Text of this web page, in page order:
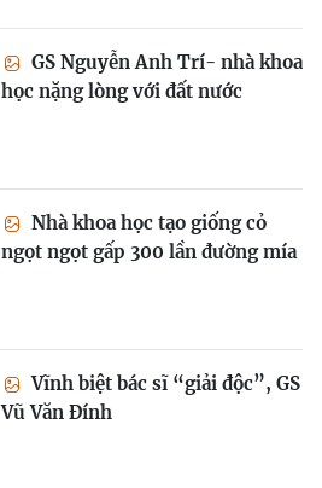
GS Nguyễn Anh Trí- nhà khoa
học nặng lòng với đất nước
Nhà khoa học tạo giống cỏ
ngọt ngọt gấp 300 lần đường mía
Vĩnh biệt bác sĩ “giải độc”, GS
Vũ Văn Đính